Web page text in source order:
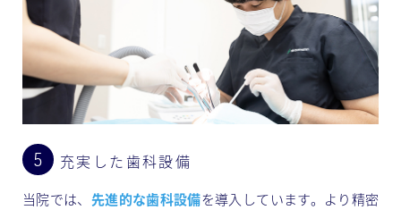
充実した歯科設備
当院では、 先進的な歯科設備を導入しています。より精密